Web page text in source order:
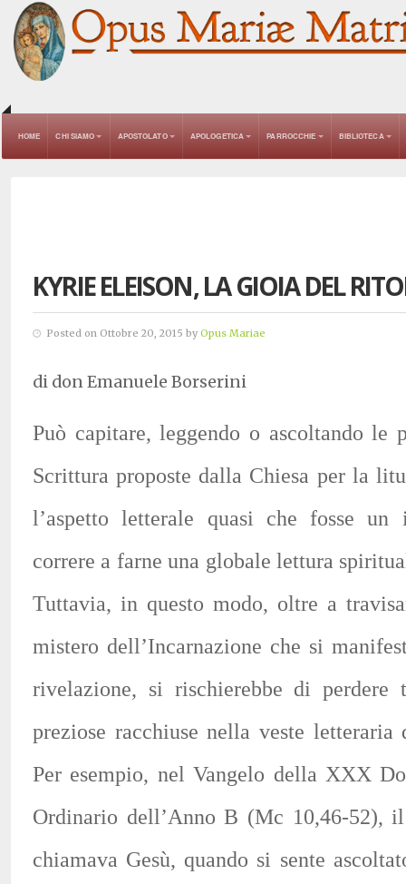
HOME CHI SIAMO APOSTOLATO APOLOGETICA PARROCCHIE BIBLIOTECA
KYRIE ELEISON, LA GIOIA DEL
Posted on Ottobre 20, 2015 by Opus Mariae
di don Emanuele Borserini
Può capitare, leggendo o ascoltando le
Scrittura proposte dalla Chiesa per la
l’aspetto letterale quasi che fosse
correre a farne una globale lettura
Tuttavia, in questo modo, oltre a
mistero dell’Incarnazione che si
rivelazione, si rischierebbe di perdere
preziose racchiuse nella veste
Per esempio, nel Vangelo della XXX
Ordinario dell’Anno B (Mc 10,46-52),
chiamava Gesù, quando si sente